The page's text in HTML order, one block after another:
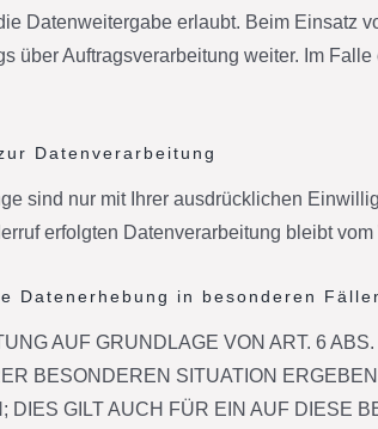
Datenweitergabe erlaubt. Beim Einsatz
über Auftragsverarbeitung weiter. Im
Datenverarbeitung
sind nur mit Ihrer ausdrücklichen
erfolgten Datenverarbeitung bleibt
Datenerhebung in besonderen
AUF GRUNDLAGE VON ART. 6
BESONDEREN SITUATION
DIES GILT AUCH FÜR EIN AUF DIESE